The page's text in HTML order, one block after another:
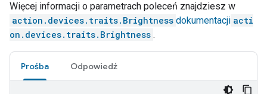
Więcej informacji o parametrach poleceń znajdziesz w
action.devices.traits.Brightness dokumentacji acti
on.devices.traits.Brightness .
Prośba Odpowiedź